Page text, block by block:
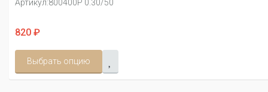
Артикул:800400Р 0.30/50
820 ₽
Выбрать опцию